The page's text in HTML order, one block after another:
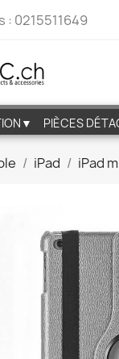
: 0215511649
PIÈCES
iPad iPad